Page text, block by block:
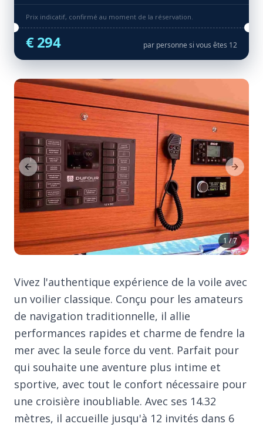
Prix indicatif, confirmé au moment de la réservation.
€ 294 par personne si vous êtes 12
1 / 7
Previous Slide Next
Vivez l'authentique expérience de la voile avec
un voilier classique. Conçu pour les amateurs
de navigation traditionnelle, il allie
performances rapides et charme de fendre la
mer avec la seule force du vent. Parfait pour
qui souhaite une aventure plus intime et
sportive, avec tout le confort nécessaire pour
une croisière inoubliable. Avec ses 14.32
mètres, il accueille jusqu'à 12 invités dans 6